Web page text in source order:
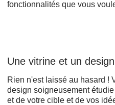
fonctionnalités que vous
Une vitrine et un
Rien n'est laissé au hasard !
design soigneusement
et de votre cible et de vos